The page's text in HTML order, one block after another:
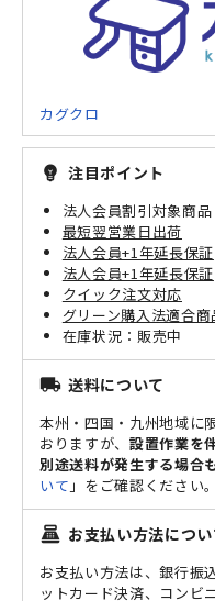
カグクロ
emoji_objects 注目ポイント
法人会員割引対象商品
最短翌営業日出荷
法人会員+1年延長保証
法人会員+1年延長保証
クイック注文対応
グリーン購入法適合商
販売中
local_shipping 送料について
本州・四国・九州地域に
おりますが、 設置作業を
別途送料が発生する場合
いて 」をご確認ください。
point_of_sale お支払い方法につい
お支払い方法は、銀行振
ットカード決済、コンビ